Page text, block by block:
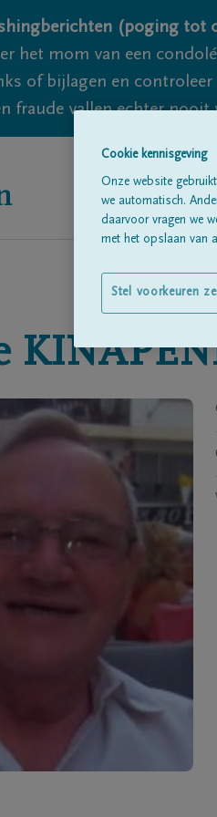
(poging tot
het mom van een
of bijlagen en
fraude vallen echter
Cookie kennisgeving
Onze website
we automatisch.
daarvoor vragen we
met het opslaan van
Stel voorkeuren